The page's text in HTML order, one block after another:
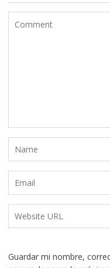
Guardar mi nombre,